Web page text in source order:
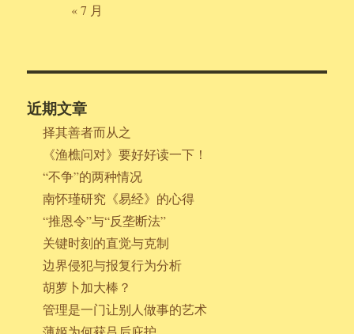
« 7 月
近期文章
择其善者而从之
《渔樵问对》要好好读一下！
“不争”的两种情况
南怀瑾研究《易经》的心得
“推恩令”与“反垄断法”
关键时刻的直觉与克制
边界侵犯与报复行为分析
胡萝卜加大棒？
管理是一门让别人做事的艺术